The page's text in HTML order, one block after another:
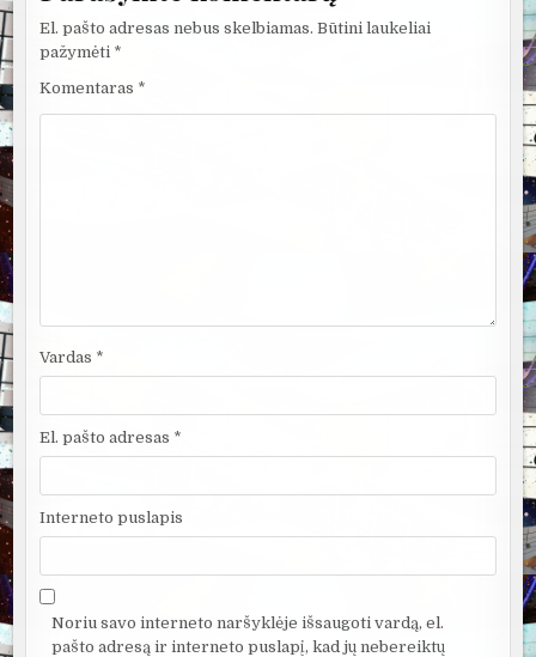
El. pašto adresas nebus skelbiamas. Būtini laukeliai
pažymėti *
Komentaras *
Vardas *
El. pašto adresas *
Interneto puslapis
Noriu savo interneto naršyklėje išsaugoti vardą, el.
pašto adresą ir interneto puslapį, kad jų nebereiktų